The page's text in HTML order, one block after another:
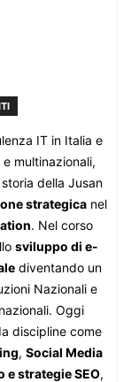
IT in Italia e
multinazionali,
storia della Jusan
strategica nel
. Nel corso
sviluppo di e-
diventando un
Nazionali e
Oggi
discipline come
, Social Media
e strategie SEO,